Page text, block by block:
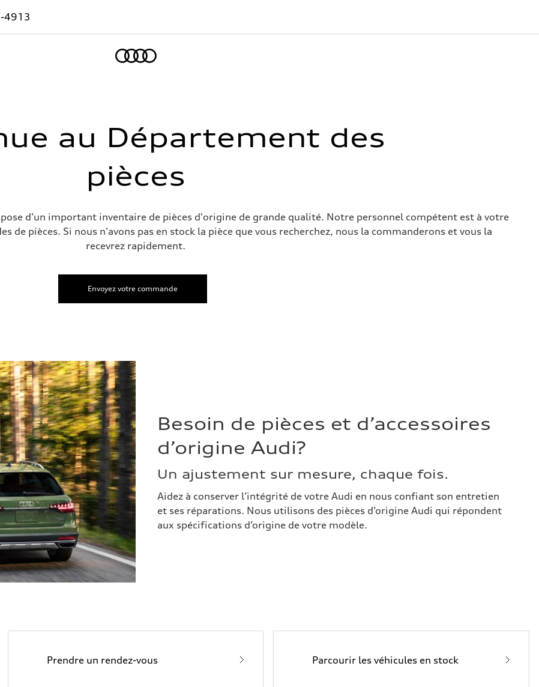
4913
au Département des
pièces
d'un important inventaire de pièces d'origine de grande qualité. Notre personnel compétent est à votre
de pièces. Si nous n'avons pas en stock la pièce que vous recherchez, nous la commanderons et vous la
recevrez rapidement.
Envoyez votre commande
Besoin de pièces et d’accessoires
d’origine Audi?
Un ajustement sur mesure, chaque fois.
Aidez à conserver l’intégrité de votre Audi en nous confiant son entretien
et ses réparations. Nous utilisons des pièces d’origine Audi qui répondent
aux spécifications d’origine de votre modèle.
Prendre un rendez-vous Parcourir les véhicules en stock